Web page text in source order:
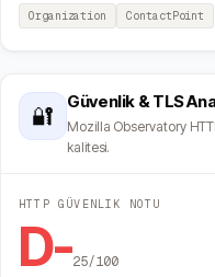
Organization ContactPoint
🔐
Güvenlik & TLS
Mozilla Observatory
kalitesi.
HTTP GÜVENLIK NOTU
D-25/100